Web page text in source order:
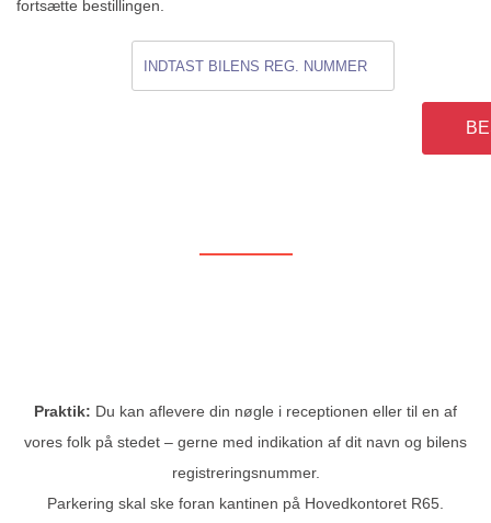
fortsætte bestillingen.
Praktik: Du kan aflevere din nøgle i receptionen eller til en af
vores folk på stedet – gerne med indikation af dit navn og bilens
registreringsnummer.
Parkering skal ske foran kantinen på Hovedkontoret R65.